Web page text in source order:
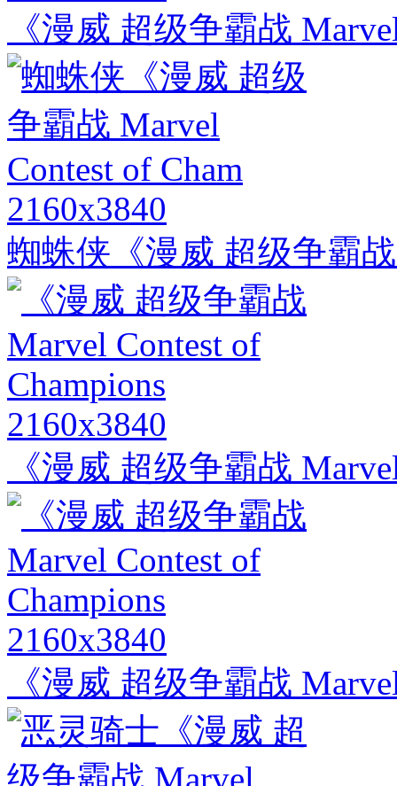
《漫威 超级争霸战
2160x3840
蜘蛛侠《漫威 超级争霸
2160x3840
《漫威 超级争霸战
2160x3840
《漫威 超级争霸战